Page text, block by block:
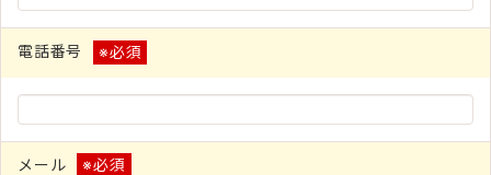
電話番号 ※必須
メール ※必須